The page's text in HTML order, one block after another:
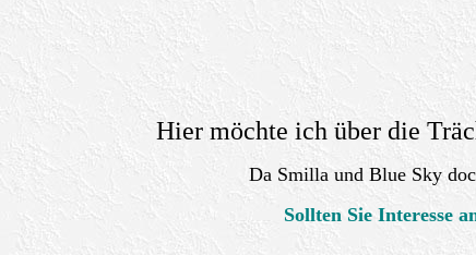
Hier möchte ich über die
Da Smilla und Blue Sky
Sollten Sie Interesse